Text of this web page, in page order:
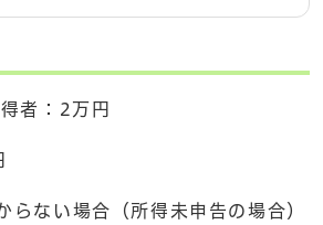
者：2万円
らない場合（所得未申告の場合）